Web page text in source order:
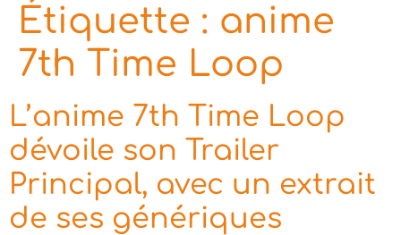
Étiquette : anime
7th Time Loop
L’anime 7th Time Loop
dévoile son Trailer
Principal, avec un extrait
de ses génériques